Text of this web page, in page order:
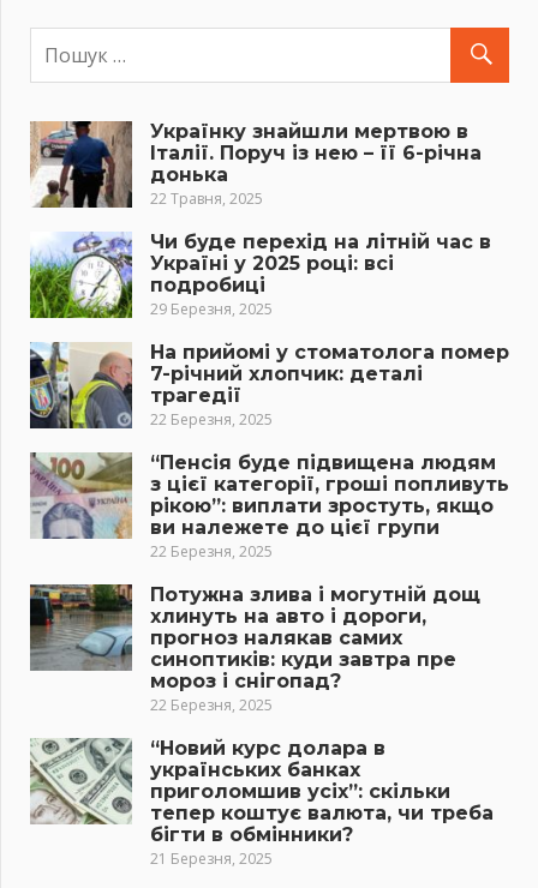
Українку знайшли мертвою в
Італії. Поруч із нею – її 6-річна
донька
22 Травня, 2025
Чи буде перехід на літній час в
Україні у 2025 році: всі
подробиці
29 Березня, 2025
На прийомі у стоматолога помер
7-річний хлопчик: деталі
трагедії
22 Березня, 2025
“Пенсія буде підвищена людям
з цієї категорії, гроші попливуть
рікою”: виплати зростуть, якщо
ви належете до цієї групи
22 Березня, 2025
Потужна злива і могутній дощ
хлинуть на авто і дороги,
прогноз налякав самих
синоптиків: куди завтра пре
мороз і снігопад?
22 Березня, 2025
“Новий курс долара в
українських банках
приголомшив усіх”: скільки
тепер коштує валюта, чи треба
бігти в обмінники?
21 Березня, 2025